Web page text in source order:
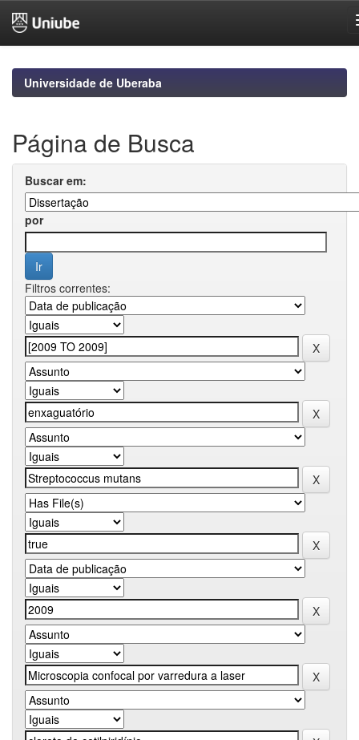
navigationUniversidade de Uberaba
Página de Busca
Buscar em:
por
Filtros correntes: